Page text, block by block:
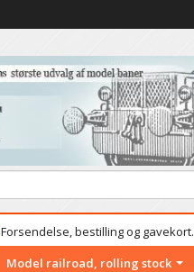
Forsendelse, bestilling og gavekort.
Model railroad, rolling stock